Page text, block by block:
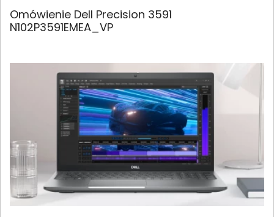
Omówienie Dell Precision 3591
N102P3591EMEA_VP